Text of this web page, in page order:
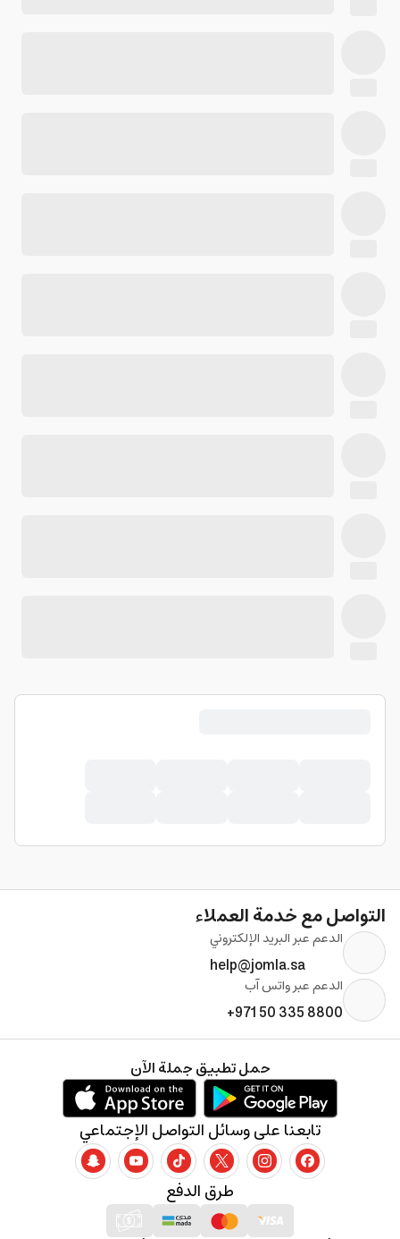
التواصل مع خدمة العملاء
الدعم عبر البريد الإلكتروني
help@jomla.sa
الدعم عبر واتس آب
+971 50 335 8800
طرق الدفع
تابعنا على وسائل التواصل الإجتماعي
حمل تطبيق جملة الآن